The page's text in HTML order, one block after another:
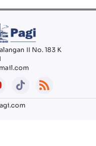
II No. 183 K